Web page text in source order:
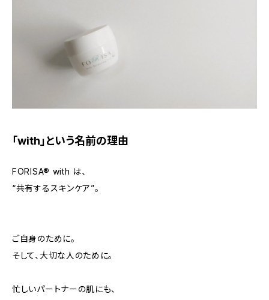
「with」という名前の理由
FORISA®︎ with は、
“共有するスキンケア”。
ご自身のために。
そして、大切な人のために。
忙しいパートナーの肌にも、